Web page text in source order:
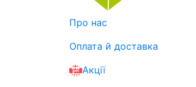
Про нас
Оплата й доставка
Акції